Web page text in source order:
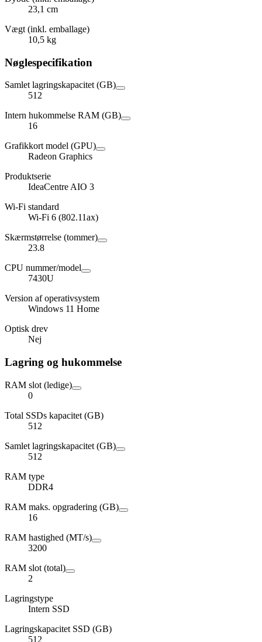
23,1 cm
Vægt (inkl. emballage)
10,5 kg
Nøglespecifikation
Samlet lagringskapacitet (GB)
512
Intern hukommelse RAM (GB)
16
Grafikkort model (GPU)
Radeon Graphics
Produktserie
IdeaCentre AIO 3
Wi-Fi standard
Wi-Fi 6 (802.11ax)
Skærmstørrelse (tommer)
23.8
CPU nummer/model
7430U
Version af operativsystem
Windows 11 Home
Optisk drev
Nej
Lagring og hukommelse
RAM slot (ledige)
0
Total SSDs kapacitet (GB)
512
Samlet lagringskapacitet (GB)
512
RAM type
DDR4
RAM maks. opgradering (GB)
16
RAM hastighed (MT/s)
3200
RAM slot (total)
2
Lagringstype
Intern SSD
Lagringskapacitet SSD (GB)
512